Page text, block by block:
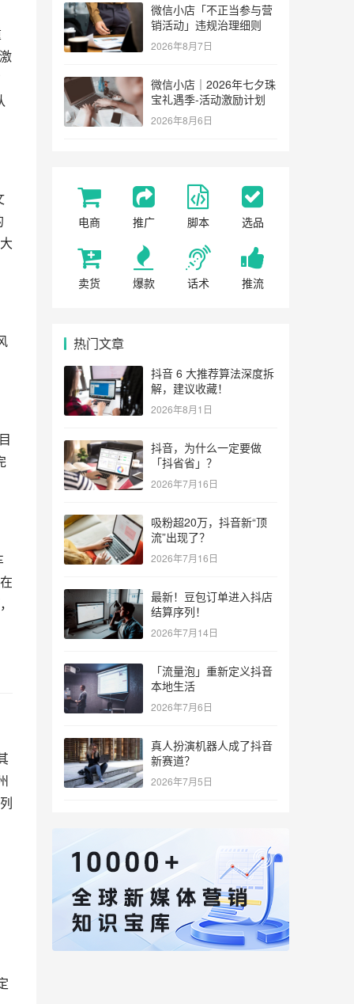
微信小店「不正当参与营
销活动」违规治理细则
2026年8月7日
微信小店｜2026年七夕珠
宝礼遇季-活动激励计划
2026年8月6日
电商 推广 脚本 选品
卖货 爆款 话术 推流
热门文章
抖音 6 大推荐算法深度拆
解，建议收藏！
2026年8月1日
抖音，为什么一定要做
「抖省省」？
2026年7月16日
吸粉超20万，抖音新“顶
流”出现了？
2026年7月16日
最新！豆包订单进入抖店
结算序列！
2026年7月14日
「流量泡」重新定义抖音
本地生活
2026年7月6日
真人扮演机器人成了抖音
新赛道？
2026年7月5日